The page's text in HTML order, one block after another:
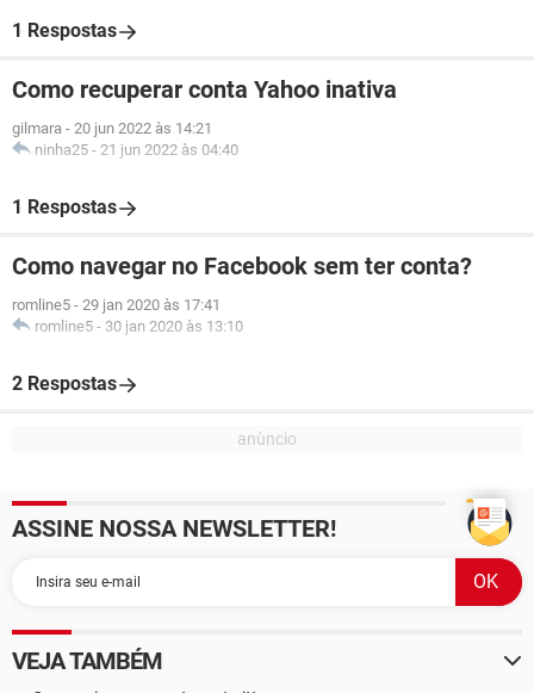
1 Respostas
Como recuperar conta Yahoo inativa
gilmara - 20 jun 2022 às 14:21
ninha25 - 21 jun 2022 às 04:40
1 Respostas
Como navegar no Facebook sem ter conta?
romline5 - 29 jan 2020 às 17:41
romline5 - 30 jan 2020 às 13:10
2 Respostas
ASSINE NOSSA NEWSLETTER!
VEJA TAMBÉM